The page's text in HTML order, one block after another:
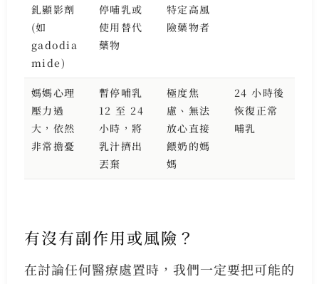
釓顯影劑
(如
gadodia
mide)
停哺乳或
使用替代
藥物
特定高風
險藥物者
媽媽心理
壓力過
大，依然
非常擔憂
暫停哺乳
12 至 24
小時，將
乳汁擠出
丟棄
極度焦
慮、無法
放心直接
餵奶的媽
媽
24 小時後
恢復正常
哺乳
有沒有副作用或風險？
在討論任何醫療處置時，我們一定要把可能的